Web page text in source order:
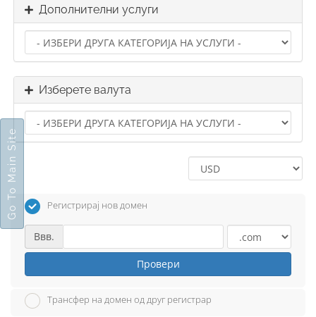
Дополнителни услуги
Изберете валута
Регистрирај нов домен
Ввв.
Провери
Трансфер на домен од друг регистрар
Go To Main Site